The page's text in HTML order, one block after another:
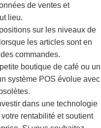
de ventes et
lieu.
sur les niveaux de
les articles sont en
commandes.
boutique de café ou un
système POS évolue avec
dans une technologie
rentabilité et soutient